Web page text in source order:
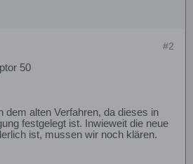
#2
50
dem alten Verfahren, da dieses in
festgelegt ist. Inwieweit die neue
ist, mussen wir noch klären.